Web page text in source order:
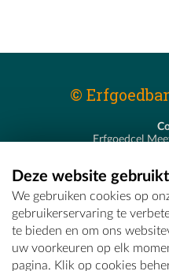
©
Erfgoedcel
T - 09
E -
Deze website
We gebruiken cookies op
gebruikerservaring te
te bieden en om ons
uw voorkeuren op elk
pagina. Klik op cookies